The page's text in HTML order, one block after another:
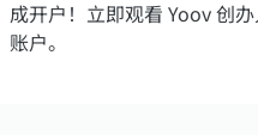
成开户！立即观看 Yoov 创
账户。